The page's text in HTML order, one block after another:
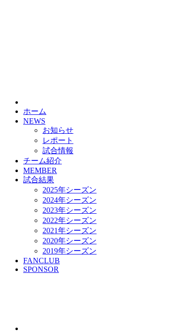
ホーム
NEWS
お知らせ
レポート
試合情報
チーム紹介
MEMBER
試合結果
2025年シーズン
2024年シーズン
2023年シーズン
2022年シーズン
2021年シーズン
2020年シーズン
2019年シーズン
FANCLUB
SPONSOR